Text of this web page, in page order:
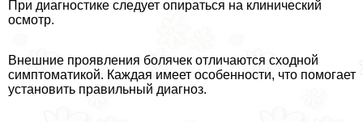
При диагностике следует опираться на клинический
осмотр.
Внешние проявления болячек отличаются сходной
симптоматикой. Каждая имеет особенности, что помогает
установить правильный диагноз.